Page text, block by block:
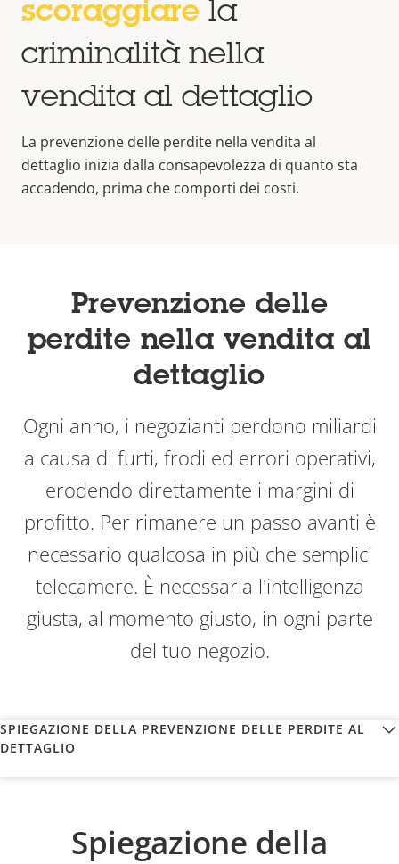
scoraggiare la
criminalità nella
vendita al dettaglio
La prevenzione delle perdite nella vendita al
dettaglio inizia dalla consapevolezza di quanto sta
accadendo, prima che comporti dei costi.
Prevenzione delle
perdite nella vendita al
dettaglio
Ogni anno, i negozianti perdono miliardi
a causa di furti, frodi ed errori operativi,
erodendo direttamente i margini di
profitto. Per rimanere un passo avanti è
necessario qualcosa in più che semplici
telecamere. È necessaria l'intelligenza
giusta, al momento giusto, in ogni parte
del tuo negozio.
SPIEGAZIONE DELLA PREVENZIONE DELLE PERDITE AL
DETTAGLIO
Spiegazione della